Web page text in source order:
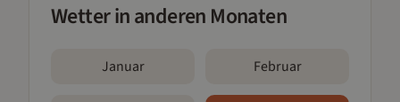
Wetter in anderen Monaten
Januar Februar